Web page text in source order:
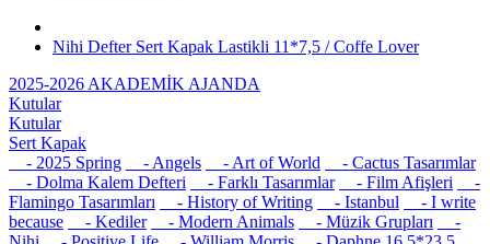
Nihi Defter Sert Kapak Lastikli 11*7,5 / Coffe Lover
2025-2026 AKADEMİK AJANDA
Kutular
Kutular
Sert Kapak
- 2025 Spring
- Angels - Art of World
- Cactus Tasarımlar
- Dolma Kalem Defteri
- Farklı Tasarımlar - Film Afişleri
-
Flamingo Tasarımları
- History of Writing - Istanbul
- I write
because
- Kediler - Modern Animals - Müzik Grupları
-